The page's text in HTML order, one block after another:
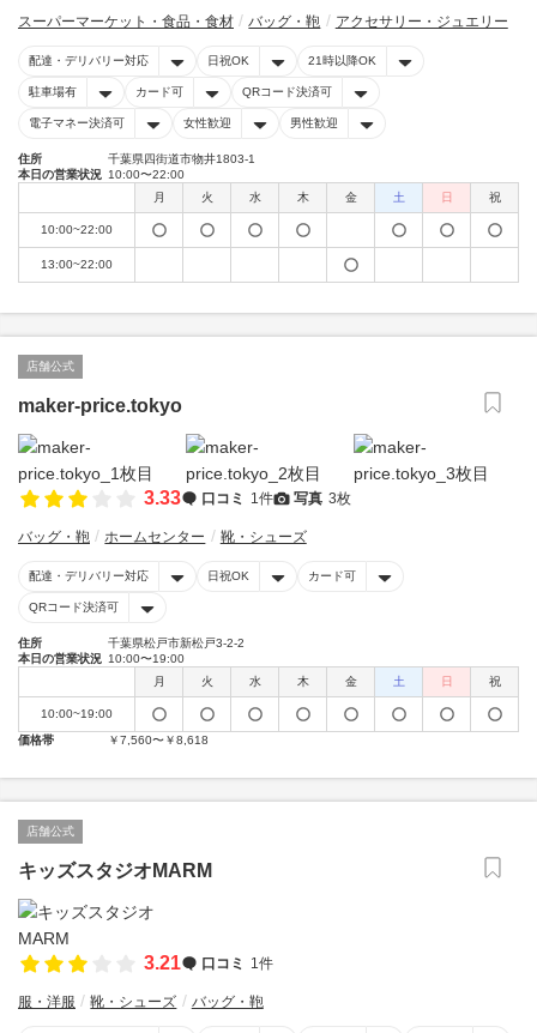
スーパーマーケット・食品・食材 バッグ・鞄 アクセサリー・ジュエリー
配達・デリバリー対応 日祝OK 21時以降OK
駐車場有 カード可 QRコード決済可
電子マネー決済可 女性歓迎 男性歓迎
住所
千葉県四街道市物井1803-1
本日の営業状況 10:00〜22:00
月
火 水 木 金 土 日 祝
10:00~22:00
13:00~22:00
店舗公式
maker-price.tokyo
3.33 口コミ 1件 写真 3枚
バッグ・鞄 ホームセンター 靴・シューズ
配達・デリバリー対応 日祝OK カード可
QRコード決済可
住所
千葉県松戸市新松戸3-2-2
本日の営業状況 10:00〜19:00
月
火 水 木 金 土 日 祝
10:00~19:00
価格帯
￥7,560〜￥8,618
店舗公式
キッズスタジオMARM
3.21 口コミ 1件
服・洋服 靴・シューズ バッグ・鞄